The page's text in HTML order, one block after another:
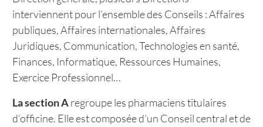
interviennent pour l’ensemble des Conseils : Affaires
publiques, Affaires internationales, Affaires
Juridiques, Communication, Technologies en santé,
Finances, Informatique, Ressources Humaines,
Exercice Professionnel…
La section Aregroupe les pharmaciens titulaires
d’officine. Elle est composée d’un Conseil central et de